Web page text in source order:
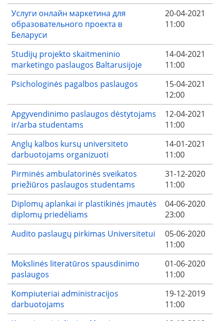
Услуги онлайн маркетина для
образовательного проекта в
Беларуси
20-04-2021
11:00
Studijų projekto skaitmeninio
marketingo paslaugos Baltarusijoje
14-04-2021
11:00
Psichologinės pagalbos paslaugos
15-04-2021
12:00
Apgyvendinimo paslaugos dėstytojams
ir/arba studentams
12-04-2021
11:00
Anglų kalbos kursų universiteto
darbuotojams organizuoti
14-01-2021
11:00
Pirminės ambulatorinės sveikatos
priežiūros paslaugos studentams
31-12-2020
11:00
Diplomų aplankai ir plastikinės įmautės
diplomų priedėliams
04-06-2020
23:00
Audito paslaugų pirkimas Universitetui
05-06-2020
11:00
Mokslinės literatūros spausdinimo
paslaugos
01-06-2020
11:00
Kompiuteriai administracijos
darbuotojams
19-12-2019
11:00